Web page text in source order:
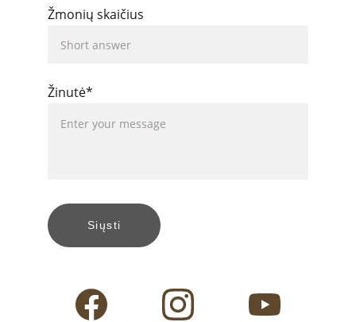
Žmonių skaičius
Žinutė*
Siųsti